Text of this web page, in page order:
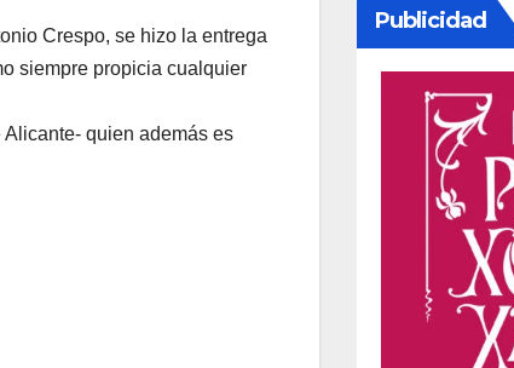
Crespo, se hizo la entrega
siempre propicia cualquier
quien además es
Publicidad